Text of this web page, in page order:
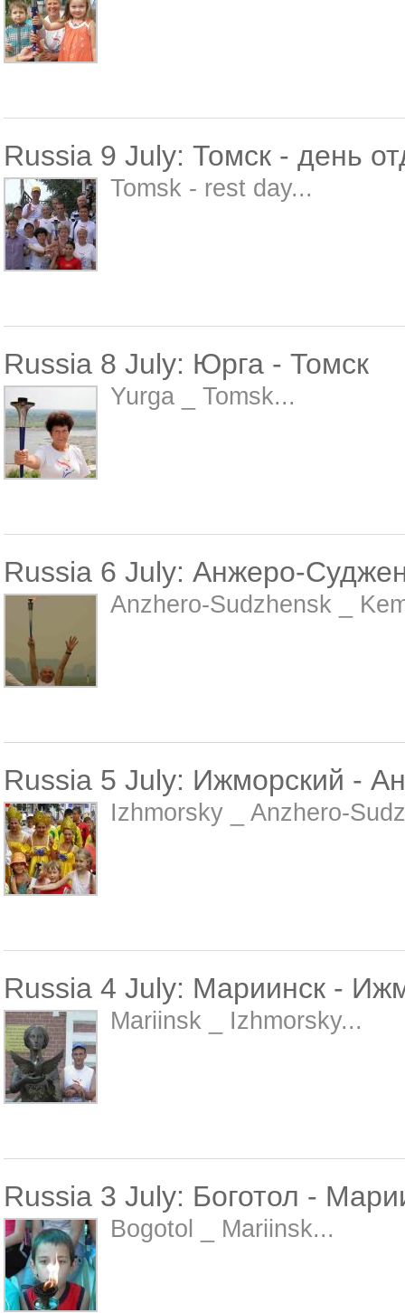
Russia 9 July: Томск - день
Tomsk - rest day...
Russia 8 July: Юрга - Томск
Yurga _ Tomsk...
Russia 6 July: Анжеро-
Anzhero-Sudzhensk _
Russia 5 July: Ижморский -
Izhmorsky _ Anzhero-
Russia 4 July: Мариинск -
Mariinsk _ Izhmorsky...
Russia 3 July: Боготол -
Bogotol _ Mariinsk...